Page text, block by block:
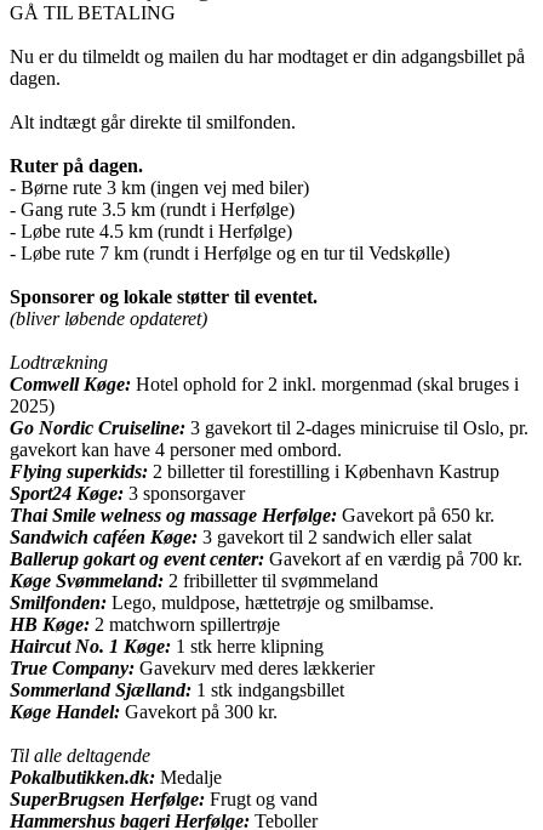
GÅ TIL BETALING
Nu er du tilmeldt og mailen du har modtaget er din adgangsbillet på
dagen.
Alt indtægt går direkte til smilfonden.
Ruter på dagen.
- Børne rute 3 km (ingen vej med biler)
- Gang rute 3.5 km (rundt i Herfølge)
- Løbe rute 4.5 km (rundt i Herfølge)
- Løbe rute 7 km (rundt i Herfølge og en tur til Vedskølle)
Sponsorer og lokale støtter til eventet.
(bliver løbende opdateret)
Lodtrækning
Comwell Køge: Hotel ophold for 2 inkl. morgenmad (skal bruges i
2025)
Go Nordic Cruiseline: 3 gavekort til 2-dages minicruise til Oslo, pr.
gavekort kan have 4 personer med ombord.
Flying superkids: 2 billetter til forestilling i København Kastrup
Sport24 Køge: 3 sponsorgaver
Thai Smile welness og massage Herfølge: Gavekort på 650 kr.
Sandwich caféen Køge: 3 gavekort til 2 sandwich eller salat
Ballerup gokart og event center: Gavekort af en værdig på 700 kr.
Køge Svømmeland: 2 fribilletter til svømmeland
Smilfonden: Lego, muldpose, hættetrøje og smilbamse.
HB Køge: 2 matchworn spillertrøje
Haircut No. 1 Køge: 1 stk herre klipning
True Company: Gavekurv med deres lækkerier
Sommerland Sjælland: 1 stk indgangsbillet
Køge Handel: Gavekort på 300 kr.
Til alle deltagende
Pokalbutikken.dk: Medalje
SuperBrugsen Herfølge: Frugt og vand
Hammershus bageri Herfølge: Teboller